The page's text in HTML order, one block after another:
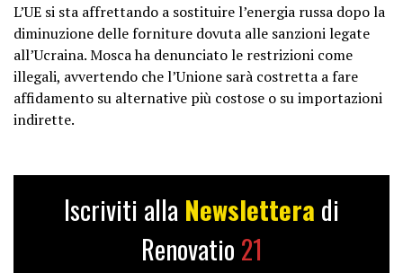
L’UE si sta affrettando a sostituire l’energia russa dopo la
diminuzione delle forniture dovuta alle sanzioni legate
all’Ucraina. Mosca ha denunciato le restrizioni come
illegali, avvertendo che l’Unione sarà costretta a fare
affidamento su alternative più costose o su importazioni
indirette.
Iscriviti alla Newslettera di
Renovatio 21